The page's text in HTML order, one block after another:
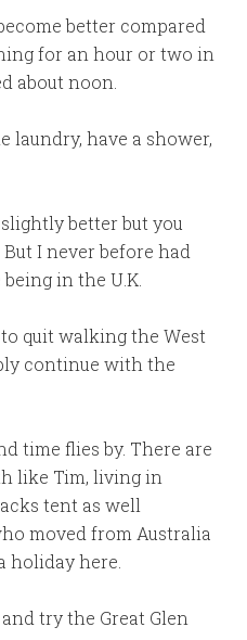
better compared
for an hour or two in
about noon.
laundry, have a shower,
better but you
I never before had
in the U.K.
quit walking the West
continue with the
time flies by. There are
like Tim, living in
tent as well
moved from Australia
holiday here.
try the Great Glen